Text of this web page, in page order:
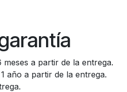
a partir de la entrega.
año a partir de la entrega.